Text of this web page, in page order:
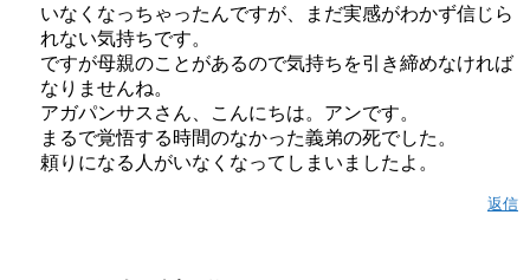
いなくなっちゃったんですが、まだ実感がわかず信じら
れない気持ちです。
ですが母親のことがあるので気持ちを引き締めなければ
なりませんね。
アガパンサスさん、こんにちは。アンです。
まるで覚悟する時間のなかった義弟の死でした。
頼りになる人がいなくなってしまいましたよ。
返信